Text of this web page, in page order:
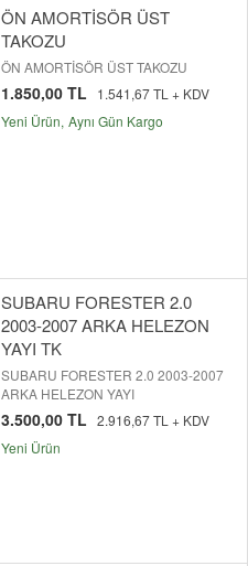
ÖN AMORTİSÖR ÜST
TAKOZU
ÖN AMORTİSÖR ÜST TAKOZU
1.850,00 TL
1.541,67 TL + KDV
Yeni Ürün Aynı Gün Kargo
SUBARU FORESTER 2.0
2003-2007 ARKA HELEZON
YAYI TK
SUBARU FORESTER 2.0 2003-2007
ARKA HELEZON YAYI
3.500,00 TL 2.916,67 TL + KDV
Yeni Ürün